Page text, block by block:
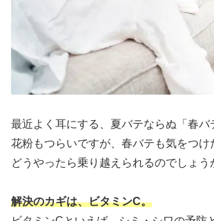
最近よく耳にする、夏バテならぬ「春バ
花粉もつらいですが、春バテも気をつけ
どうやったら乗り越えられるのでしょう
解決のカギは、ビタミンC。